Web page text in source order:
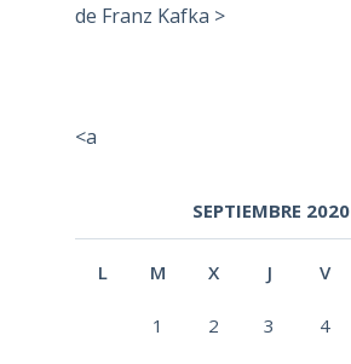
de Franz Kafka >
<a
SEPTIEMBRE 2020
L M X J V
1 2 3 4